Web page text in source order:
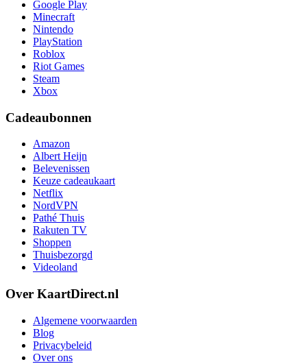
Google Play
Minecraft
Nintendo
PlayStation
Roblox
Riot Games
Steam
Xbox
Cadeaubonnen
Amazon
Albert Heijn
Belevenissen
Keuze cadeaukaart
Netflix
NordVPN
Pathé Thuis
Rakuten TV
Shoppen
Thuisbezorgd
Videoland
Over KaartDirect.nl
Algemene voorwaarden
Blog
Privacybeleid
Over ons